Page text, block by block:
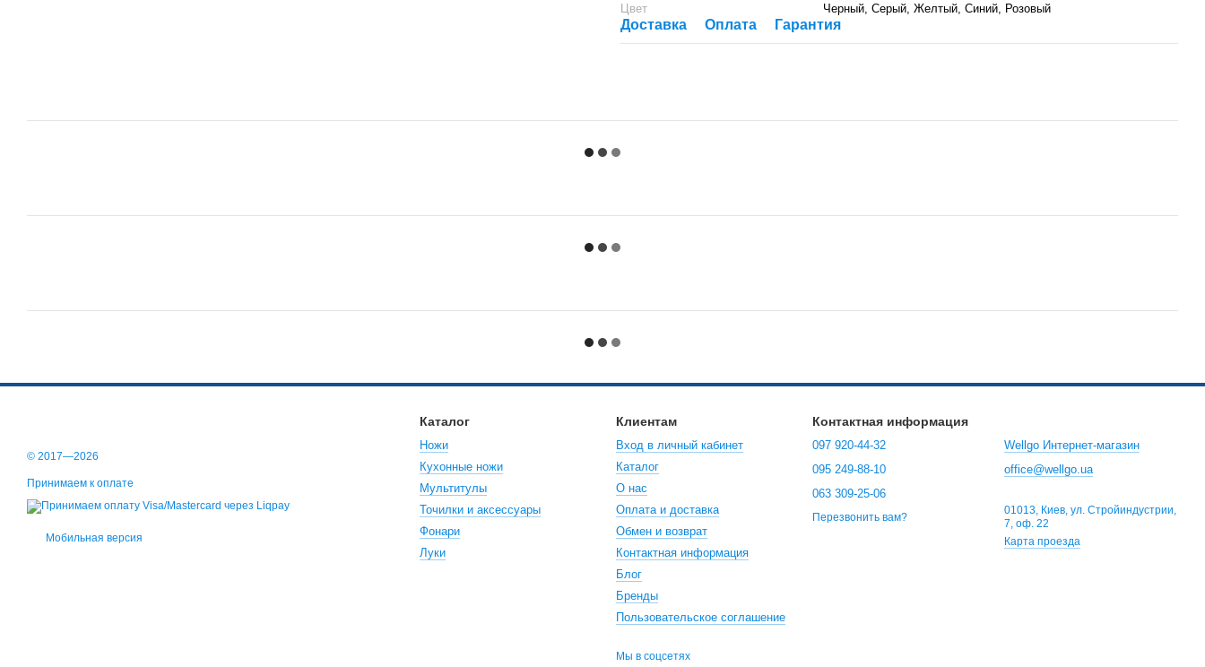
Цвет
Черный, Серый, Желтый, Синий, Розовый
Доставка Оплата Гарантия
© 2017—2026
Принимаем к оплате
Мобильная версия
Каталог
Ножи
Кухонные ножи
Мультитулы
Точилки и аксессуары
Фонари
Луки
Клиентам
Вход в личный кабинет
Каталог
О нас
Оплата и доставка
Обмен и возврат
Контактная информация
Блог
Бренды
Пользовательское соглашение
Мы в соцсетях
Контактная информация
097 920-44-32
095 249-88-10
063 309-25-06
Перезвонить вам?
Wellgo Интернет-магазин
office@wellgo.ua
01013, Киев, ул. Стройиндустрии,
7, оф. 22
Карта проезда